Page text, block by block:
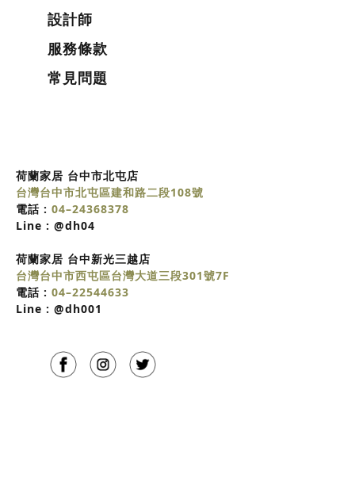
設計師
服務條款
常見問題
荷蘭家居 台中市北屯店
台灣台中市北屯區建和路二段108號
電話 : 04–24368378
Line : @dh04
荷蘭家居 台中新光三越店
台灣台中市西屯區台灣大道三段301號7F
電話 : 04–22544633
Line : @dh001